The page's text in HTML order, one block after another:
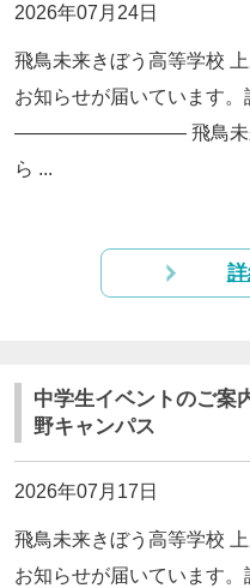
2026年07月24日
飛鳥未来きぼう高等学校
お知らせが届いています。
————————— 飛鳥未来
ら ...
中学生イベントのご案
野キャンパス
2026年07月17日
飛鳥未来きぼう高等学校
お知らせが届いています。